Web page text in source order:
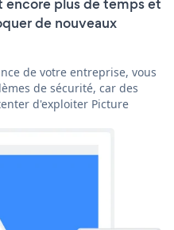
de nouveaux
de votre entreprise, vous
de sécurité, car des
d'exploiter Picture